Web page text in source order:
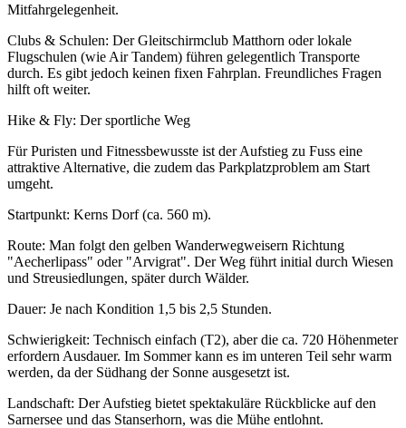
Mitfahrgelegenheit.
Clubs & Schulen: Der Gleitschirmclub Matthorn oder lokale
Flugschulen (wie Air Tandem) führen gelegentlich Transporte
durch. Es gibt jedoch keinen fixen Fahrplan. Freundliches Fragen
hilft oft weiter.
Hike & Fly: Der sportliche Weg
Für Puristen und Fitnessbewusste ist der Aufstieg zu Fuss eine
attraktive Alternative, die zudem das Parkplatzproblem am Start
umgeht.
Startpunkt: Kerns Dorf (ca. 560 m).
Route: Man folgt den gelben Wanderwegweisern Richtung
"Aecherlipass" oder "Arvigrat". Der Weg führt initial durch Wiesen
und Streusiedlungen, später durch Wälder.
Dauer: Je nach Kondition 1,5 bis 2,5 Stunden.
Schwierigkeit: Technisch einfach (T2), aber die ca. 720 Höhenmeter
erfordern Ausdauer. Im Sommer kann es im unteren Teil sehr warm
werden, da der Südhang der Sonne ausgesetzt ist.
Landschaft: Der Aufstieg bietet spektakuläre Rückblicke auf den
Sarnersee und das Stanserhorn, was die Mühe entlohnt.